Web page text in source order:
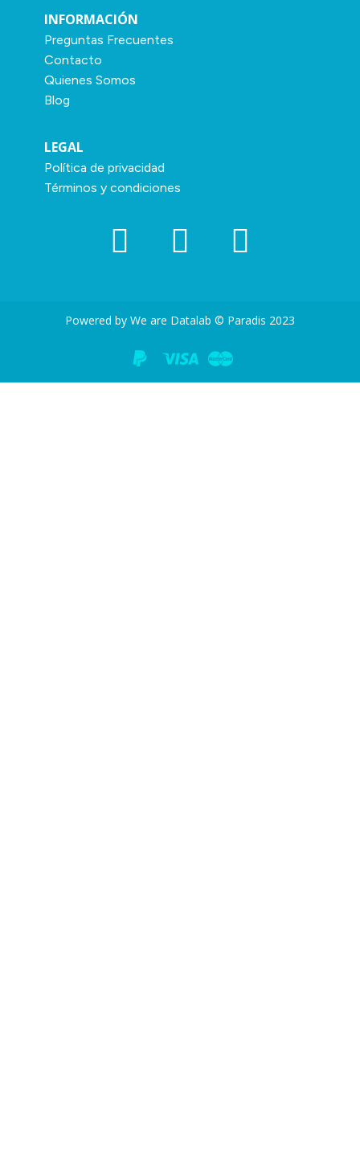
INFORMACIÓN
Preguntas Frecuentes
Contacto
Quienes Somos
Blog
LEGAL
Política de privacidad
Términos y condiciones
Powered by We are Datalab © Paradis 2023